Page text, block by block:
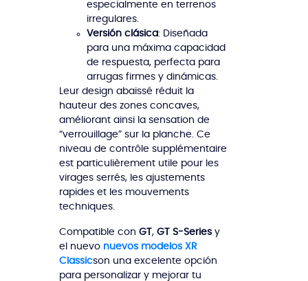
especialmente en terrenos
irregulares.
Versión clásica: Diseñada
para una máxima capacidad
de respuesta, perfecta para
arrugas firmes y dinámicas.
Leur design abaissé réduit la
hauteur des zones concaves,
améliorant ainsi la sensation de
“verrouillage” sur la planche. Ce
niveau de contrôle supplémentaire
est particulièrement utile pour les
virages serrés, les ajustements
rapides et les mouvements
techniques.
Compatible con GT , GT S-Seriesy
el nuevo nuevos modelos XR
Classicson una excelente opción
para personalizar y mejorar tu